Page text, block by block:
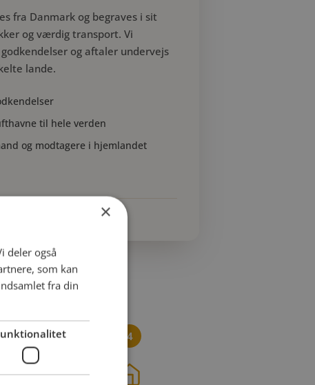
fra Danmark og begraves i sit
og værdig transport. Vi
og aftaler undervejs
lande.
til hele verden
og modtagere i hjemlandet
4
×
deler også
som kan
fra din